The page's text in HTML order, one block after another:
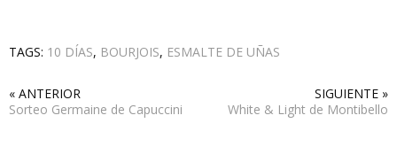
TAGS: 10 DÍAS, BOURJOIS, ESMALTE DE UÑAS
« ANTERIOR
Sorteo Germaine de Capuccini
SIGUIENTE »
White & Light de Montibello